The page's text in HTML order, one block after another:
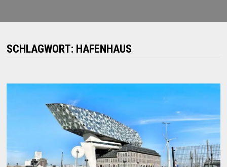
SCHLAGWORT: HAFENHAUS